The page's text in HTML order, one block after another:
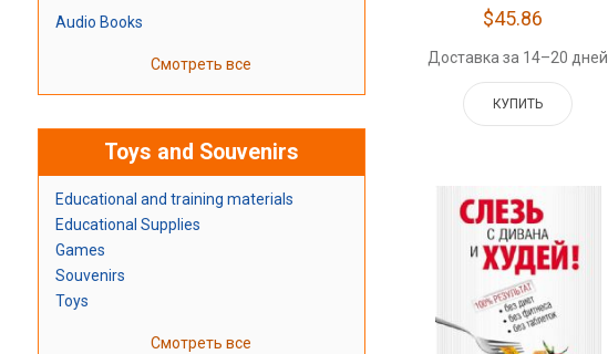
Audio Books
Смотреть все
Toys and Souvenirs
Educational and training materials
Educational Supplies
Games
Souvenirs
Toys
Смотреть все
$45.86
Доставка за 14–20 дней
КУПИТЬ